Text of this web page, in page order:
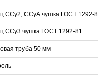
ССу2, ССуА чушка ГОСТ 1292-
ССу3 чушка ГОСТ 1292-81
труба 50 мм